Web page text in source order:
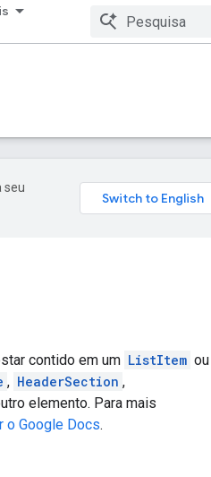
seu
contido em um ListItem ou
, HeaderSection ,
elemento. Para mais
o Google Docs.